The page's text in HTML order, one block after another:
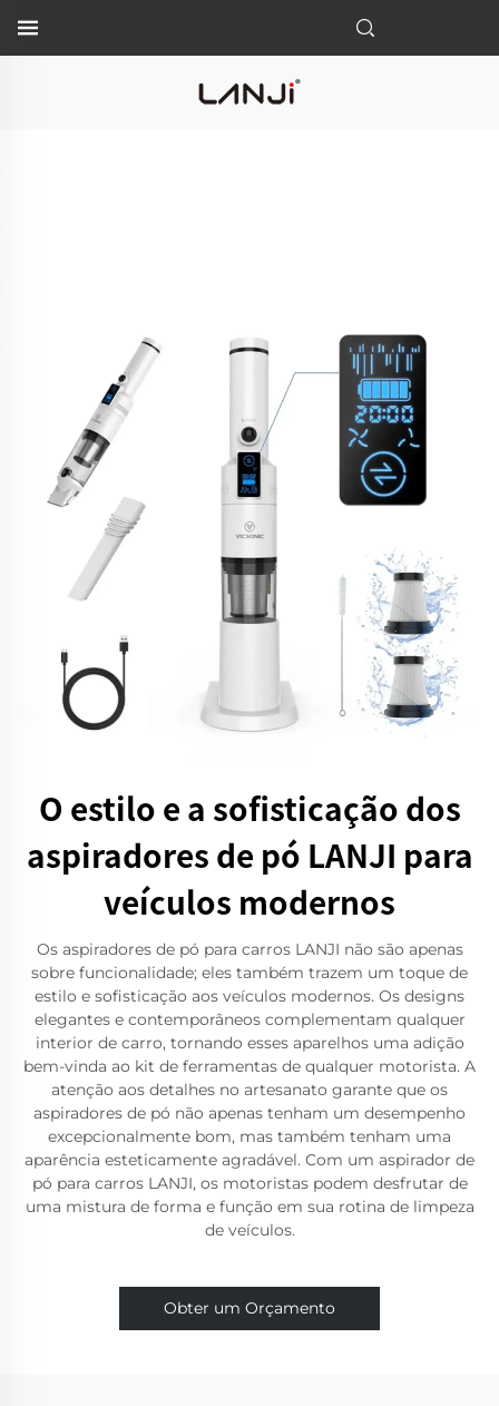
O estilo e a sofisticação dos
aspiradores de pó LANJI para
veículos modernos
Os aspiradores de pó para carros LANJI não são apenas
sobre funcionalidade; eles também trazem um toque de
estilo e sofisticação aos veículos modernos. Os designs
elegantes e contemporâneos complementam qualquer
interior de carro, tornando esses aparelhos uma adição
bem-vinda ao kit de ferramentas de qualquer motorista. A
atenção aos detalhes no artesanato garante que os
aspiradores de pó não apenas tenham um desempenho
excepcionalmente bom, mas também tenham uma
aparência esteticamente agradável. Com um aspirador de
pó para carros LANJI, os motoristas podem desfrutar de
uma mistura de forma e função em sua rotina de limpeza
de veículos.
Obter um Orçamento